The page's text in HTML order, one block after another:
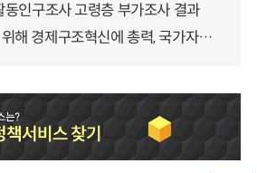
인구조사 고령층 부가조사 결과
잠재성장률 반등을 위해 경제구조혁신에 총력, 국가자산 관리체계 대전환